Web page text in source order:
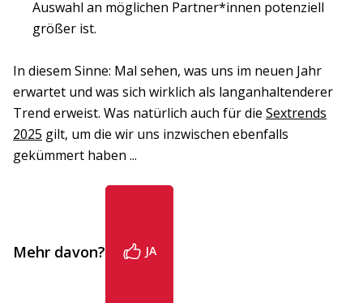
Auswahl an möglichen Partner*innen potenziell
größer ist.
In diesem Sinne: Mal sehen, was uns im neuen Jahr
erwartet und was sich wirklich als langanhaltenderer
Trend erweist. Was natürlich auch für die Sextrends
2025 gilt, um die wir uns inzwischen ebenfalls
gekümmert haben ...
Mehr davon? JA